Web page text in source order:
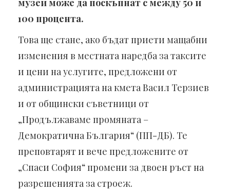
100 процента.
Това ще стане, ако бъдат приети мащабни
изменения в местната наредба за таксите
и цени на услугите, предложени от
администрацията на кмета Васил Терзиев
и от общински съветници от
„Продължаваме промяната –
Демократична България“ (ПП-ДБ). Те
преповтарят и вече предложените от
„Спаси София“ промени за двоен ръст на
разрешенията за строеж.